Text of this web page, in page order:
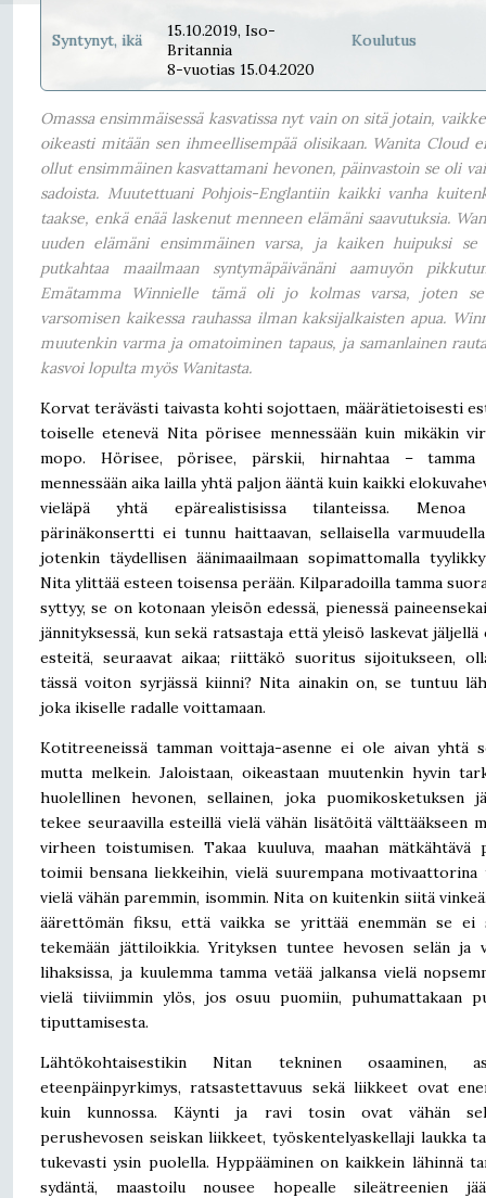
Syntynyt, ikä
15.10.2019, Iso-
Britannia
8-vuotias 15.04.2020
Koulutus
Omassa ensimmäisessä kasvatissa nyt vain on sitä jotain,
oikeasti mitään sen ihmeellisempää olisikaan. Wanita Cloud
ollut ensimmäinen kasvattamani hevonen, päinvastoin se oli
sadoista. Muutettuani Pohjois-Englantiin kaikki vanha
taakse, enkä enää laskenut menneen elämäni saavutuksia.
uuden elämäni ensimmäinen varsa, ja kaiken huipuksi se
putkahtaa maailmaan syntymäpäivänäni aamuyön
Emätamma Winnielle tämä oli jo kolmas varsa, joten
varsomisen kaikessa rauhassa ilman kaksijalkaisten apua.
muutenkin varma ja omatoiminen tapaus, ja samanlainen
kasvoi lopulta myös Wanitasta.
Korvat terävästi taivasta kohti sojottaen, määrätietoisesti
toiselle etenevä Nita pörisee mennessään kuin mikäkin
mopo. Hörisee, pörisee, pärskii, hirnahtaa – tamma
mennessään aika lailla yhtä paljon ääntä kuin kaikki
vieläpä yhtä epärealistisissa tilanteissa. Menoa
pärinäkonsertti ei tunnu haittaavan, sellaisella
jotenkin täydellisen äänimaailmaan sopimattomalla
Nita ylittää esteen toisensa perään. Kilparadoilla tamma
syttyy, se on kotonaan yleisön edessä, pienessä
jännityksessä, kun sekä ratsastaja että yleisö laskevat jäljellä
esteitä, seuraavat aikaa; riittäkö suoritus sijoitukseen,
tässä voiton syrjässä kiinni? Nita ainakin on, se tuntuu
joka ikiselle radalle voittamaan.
Kotitreeneissä tamman voittaja-asenne ei ole aivan yhtä
mutta melkein. Jaloistaan, oikeastaan muutenkin hyvin
huolellinen hevonen, sellainen, joka puomikosketuksen
tekee seuraavilla esteillä vielä vähän lisätöitä välttääkseen
virheen toistumisen. Takaa kuuluva, maahan mätkähtävä
toimii bensana liekkeihin, vielä suurempana motivaattorina
vielä vähän paremmin, isommin. Nita on kuitenkin siitä
äärettömän fiksu, että vaikka se yrittää enemmän se ei
tekemään jättiloikkia. Yrityksen tuntee hevosen selän ja
lihaksissa, ja kuulemma tamma vetää jalkansa vielä
vielä tiiviimmin ylös, jos osuu puomiin, puhumattakaan
tiputtamisesta.
Lähtökohtaisestikin Nitan tekninen osaaminen,
eteenpäinpyrkimys, ratsastettavuus sekä liikkeet ovat
kuin kunnossa. Käynti ja ravi tosin ovat vähän
perushevosen seiskan liikkeet, työskentelyaskellaji laukka
tukevasti ysin puolella. Hyppääminen on kaikkein lähinnä
sydäntä, maastoilu nousee hopealle sileätreenien